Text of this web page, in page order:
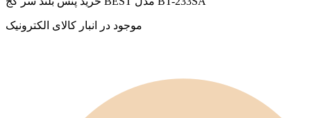
موجود در انبار کالای الکترونیک